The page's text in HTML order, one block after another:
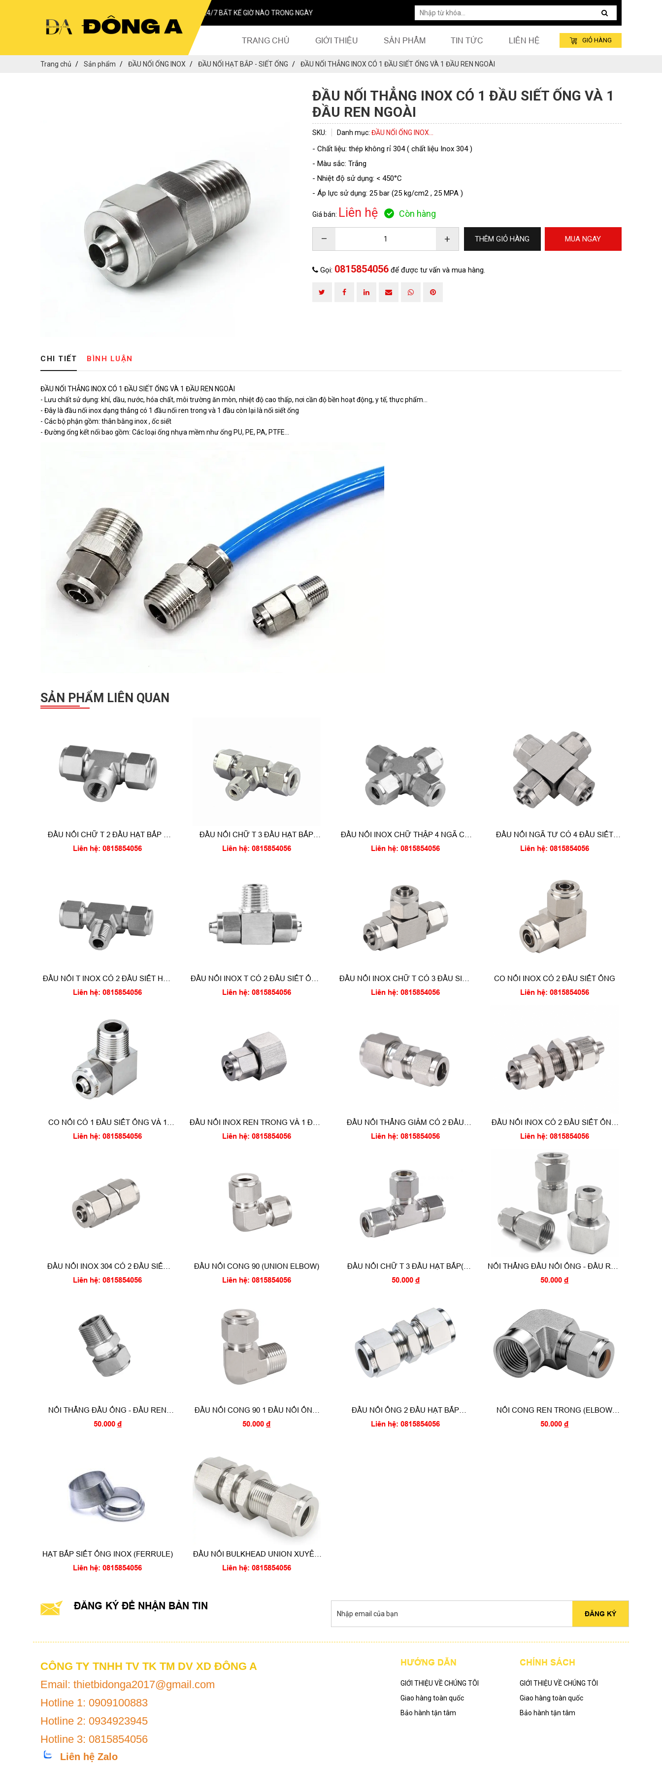
BÁO GIÁ 24/7 BẤT KỂ GIỜ NÀO TRONG NGÀY
TRANG CHỦ GIỚI THIỆU SẢN PHẨM TIN TỨC LIÊN HỆ GIỎ HÀNG
Trang chủ Sản phẩm ĐẦU NỐI ỐNG INOX ĐẦU NỐI HẠT BẮP - SIẾT ỐNG ĐẦU NỐI THẲNG INOX CÓ 1 ĐẦU SIẾT ỐNG VÀ 1 ĐẦU REN NGOÀI
ĐẦU NỐI THẲNG INOX CÓ 1 ĐẦU SIẾT ỐNG VÀ 1
ĐẦU REN NGOÀI
SKU: Danh mục: ĐẦU NỐI ỐNG INOX...
- Chất liệu: thép không rỉ 304 ( chất liệu Inox 304 )
- Màu sắc: Trắng
- Nhiệt độ sử dụng: < 450°C
- Áp lực sử dụng: 25 bar (25 kg/cm2 , 25 MPA )
Giá bán: Liên hệ Còn hàng
– + THÊM GIỎ HÀNG MUA NGAY
Gọi: 0815854056 để được tư vấn và mua hàng.
CHI TIẾT BÌNH LUẬN
ĐẦU NỐI THẲNG INOX CÓ 1 ĐẦU SIẾT ỐNG VÀ 1 ĐẦU REN NGOÀI
- Lưu chất sử dụng: khí, dầu, nước, hóa chất, môi trường ăn mòn, nhiệt độ cao thấp, nơi cần độ bền hoạt động, y tế, thực phẩm...
- Đây là đầu nối inox dạng thẳng có 1 đầu nối ren trong và 1 đầu còn lại là nối siết ống
- Các bộ phận gồm: thân bằng inox , ốc siết
- Đường ống kết nối bao gồm: Các loại ống nhựa mềm như ống PU, PE, PA, PTFE...
SẢN PHẨM LIÊN QUAN
ĐẦU NỐI CHỮ T 2 ĐẦU HẠT BẮP 1
ĐẦU REN TRONG
Liên hệ: 0815854056
ĐẦU NỐI CHỮ T 3 ĐẦU HẠT BẮP
GIẢM
Liên hệ: 0815854056
ĐẦU NỐI INOX CHỮ THẬP 4 NGÃ CÓ
4 ĐẦU HẠT BẮP
Liên hệ: 0815854056
ĐẦU NỐI NGÃ TƯ CÓ 4 ĐẦU SIẾT
ỐNG PU - PA - PE - PTFE
Liên hệ: 0815854056
ĐẦU NỐI T INOX CÓ 2 ĐẦU SIẾT HẠT
BẮP VÀ 1 ĐẦU REN NGOÀI
Liên hệ: 0815854056
ĐẦU NỐI INOX T CÓ 2 ĐẦU SIẾT ỐNG
VÀ 1 ĐẦU REN NGOÀI
Liên hệ: 0815854056
ĐẦU NỐI INOX CHỮ T CÓ 3 ĐẦU SIẾT
ỐNG
Liên hệ: 0815854056
CO NỐI INOX CÓ 2 ĐẦU SIẾT ỐNG
Liên hệ: 0815854056
CO NỐI CÓ 1 ĐẦU SIẾT ỐNG VÀ 1
ĐẦU REN NGOÀI
Liên hệ: 0815854056
ĐẦU NỐI INOX REN TRONG VÀ 1 ĐẦU
SIẾT ỐNG
Liên hệ: 0815854056
ĐẦU NỐI THẲNG GIẢM CÓ 2 ĐẦU
SIẾT HẠT BẮP
Liên hệ: 0815854056
ĐẦU NỐI INOX CÓ 2 ĐẦU SIẾT ỐNG
SIẾT THÀNH
Liên hệ: 0815854056
ĐẦU NỐI INOX 304 CÓ 2 ĐẦU SIẾT
ỐNG
Liên hệ: 0815854056
ĐẦU NỐI CONG 90 (UNION ELBOW)
Liên hệ: 0815854056
ĐẦU NỐI CHỮ T 3 ĐẦU HẠT BẮP(
UNION TEE EQUAL )
50.000 đ
NỐI THẲNG ĐẦU NỐI ỐNG - ĐẦU REN
TRONG ( FEMALE CONNECTOR)
50.000đ
NỐI THẲNG ĐẦU ỐNG - ĐẦU REN
NGOÀI (MALE CONNECTOR)
50.000 đ
ĐẦU NỐI CONG 90 1 ĐẦU NỐI ỐNG
INOX 1 ĐẦU REN NGOÀI ( MALE
ELBOW CONNECTOR)
50.000đ
ĐẦU NỐI ỐNG 2 ĐẦU HẠT BẮP
(UNION TUBE EQUA)
Liên hệ: 0815854056
NỐI CONG REN TRONG (ELBOW
FEMALE )
50.000đ
HẠT BẮP SIẾT ỐNG INOX (FERRULE)
Liên hệ: 0815854056
ĐẦU NỐI BULKHEAD UNION XUYÊN
VÁCH
Liên hệ: 0815854056
ĐĂNG KÝ ĐỂ NHẬN BẢN TIN
ĐĂNG KÝ
CÔNG TY TNHH TV TK TM DV XD ĐÔNG A
Email: thietbidonga2017@gmail.com
Hotline 1: 0909100883
Hotline 2: 0934923945
Hotline 3: 0815854056
Liên hệ Zalo
HƯỚNG DẪN
GIỚI THIỆU VỀ CHÚNG TÔI
Giao hàng toàn quốc
Bảo hành tận tâm
CHÍNH SÁCH
GIỚI THIỆU VỀ CHÚNG TÔI
Giao hàng toàn quốc
Bảo hành tận tâm
HOÀN THÀNH
Đăng ký tư vấn trực tiếp 24/7:0815854056